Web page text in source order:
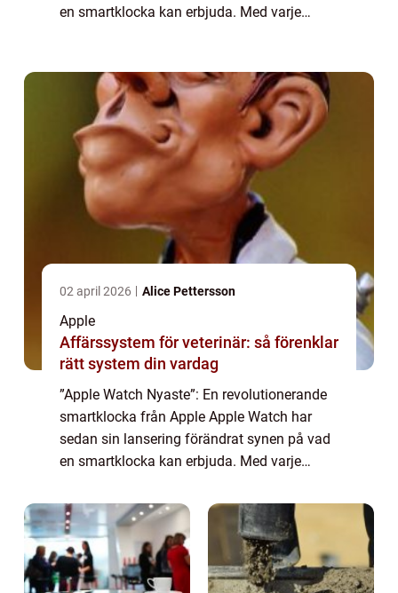
en smartklocka kan erbjuda. Med varje
02 april 2026 Alice Pettersson
Apple
Affärssystem för veterinär: så förenklar
rätt system din vardag
”Apple Watch Nyaste”: En revolutionerande
smartklocka från Apple Apple Watch har
sedan sin lansering förändrat synen på vad
en smartklocka kan erbjuda. Med varje
Apples innovation att forma och förb...